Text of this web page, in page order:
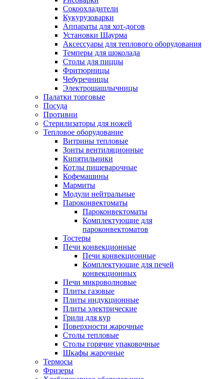
Сокоохладители
Кукурузоварки
Аппараты для хот-догов
Установки Шаурма
Аксессуары для теплового оборудования
Темперы для шоколада
Столы для пиццы
Фритюрницы
Чебуречницы
Электрошашлычницы
Палатки торговые
Посуда
Противни
Стерилизаторы для ножей
Тепловое оборудование
Витрины тепловые
Зонты вентиляционные
Кипятильники
Котлы пищеварочные
Кофемашины
Мармиты
Модули нейтральные
Пароконвектоматы
Пароконвектоматы
Комплектующие для
пароконвектоматов
Тостеры
Печи конвекционные
Печи конвекционные
Комплектующие для печей
конвекционных
Печи микроволновые
Плиты газовые
Плиты индукционные
Плиты электрические
Грили для кур
Поверхности жарочные
Столы тепловые
Столы горячие упаковочные
Шкафы жарочные
Термосы
Фризеры